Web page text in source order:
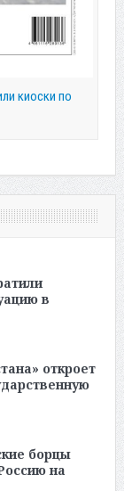
киоски по
в
откроет
борцы
на